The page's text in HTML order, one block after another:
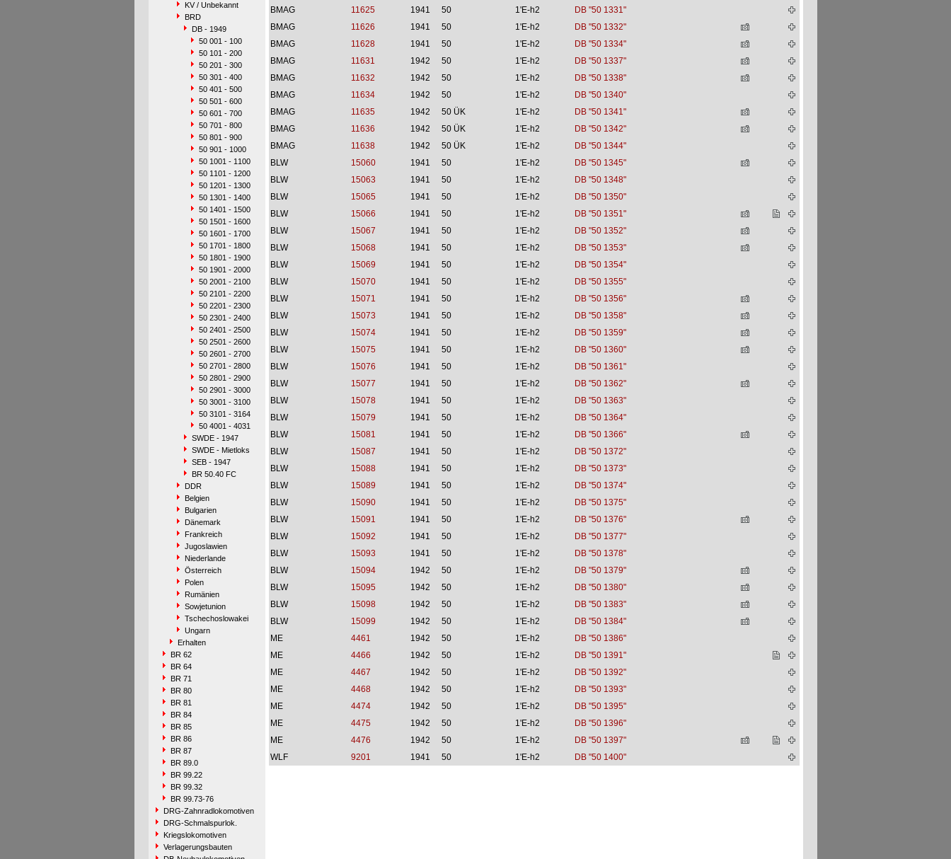
KV / Unbekannt
BRD
DB - 1949
50 001 - 100
50 101 - 200
50 201 - 300
50 301 - 400
50 401 - 500
50 501 - 600
50 601 - 700
50 701 - 800
50 801 - 900
50 901 - 1000
50 1001 - 1100
50 1101 - 1200
50 1201 - 1300
50 1301 - 1400
50 1401 - 1500
50 1501 - 1600
50 1601 - 1700
50 1701 - 1800
50 1801 - 1900
50 1901 - 2000
50 2001 - 2100
50 2101 - 2200
50 2201 - 2300
50 2301 - 2400
50 2401 - 2500
50 2501 - 2600
50 2601 - 2700
50 2701 - 2800
50 2801 - 2900
50 2901 - 3000
50 3001 - 3100
50 3101 - 3164
50 4001 - 4031
SWDE - 1947
SWDE - Mietloks
SEB - 1947
BR 50.40 FC
DDR
Belgien
Bulgarien
Dänemark
Frankreich
Jugoslawien
Niederlande
Österreich
Polen
Rumänien
Sowjetunion
Tschechoslowakei
Ungarn
Erhalten
BR 62
BR 64
BR 71
BR 80
BR 81
BR 84
BR 85
BR 86
BR 87
BR 89.0
BR 99.22
BR 99.32
BR 99.73-76
DRG-Zahnradlokomotiven
DRG-Schmalspurlok.
Kriegslokomotiven
Verlagerungsbauten
BMAG
11625 1941 50 1'E-h2
DB "50 1331"
BMAG
11626 1941 50 1'E-h2
DB "50 1332"
BMAG
11628 1941 50 1'E-h2
DB "50 1334"
BMAG
11631 1942 50 1'E-h2
DB "50 1337"
BMAG
11632 1942 50 1'E-h2
DB "50 1338"
BMAG
11634 1942 50 1'E-h2
DB "50 1340"
BMAG
11635 1942 50 ÜK 1'E-h2
DB "50 1341"
BMAG
11636 1942 50 ÜK 1'E-h2
DB "50 1342"
BMAG
11638 1942 50 ÜK 1'E-h2
DB "50 1344"
BLW
15060 1941 50 1'E-h2
DB "50 1345"
BLW
15063 1941 50 1'E-h2
DB "50 1348"
BLW
15065 1941 50 1'E-h2
DB "50 1350"
BLW
15066 1941 50 1'E-h2
DB "50 1351"
BLW
15067 1941 50 1'E-h2
DB "50 1352"
BLW
15068 1941 50 1'E-h2
DB "50 1353"
BLW
15069 1941 50 1'E-h2
DB "50 1354"
BLW
15070 1941 50 1'E-h2
DB "50 1355"
BLW
15071 1941 50 1'E-h2
DB "50 1356"
BLW
15073 1941 50 1'E-h2
DB "50 1358"
BLW
15074 1941 50 1'E-h2
DB "50 1359"
BLW
15075 1941 50 1'E-h2
DB "50 1360"
BLW
15076 1941 50 1'E-h2
DB "50 1361"
BLW
15077 1941 50 1'E-h2
DB "50 1362"
BLW
15078 1941 50 1'E-h2
DB "50 1363"
BLW
15079 1941 50 1'E-h2
DB "50 1364"
BLW
15081 1941 50 1'E-h2
DB "50 1366"
BLW
15087 1941 50 1'E-h2
DB "50 1372"
BLW
15088 1941 50 1'E-h2
DB "50 1373"
BLW
15089 1941 50 1'E-h2
DB "50 1374"
BLW
15090 1941 50 1'E-h2
DB "50 1375"
BLW
15091 1941 50 1'E-h2
DB "50 1376"
BLW
15092 1941 50 1'E-h2
DB "50 1377"
BLW
15093 1941 50 1'E-h2
DB "50 1378"
BLW
15094 1942 50 1'E-h2
DB "50 1379"
BLW
15095 1942 50 1'E-h2
DB "50 1380"
BLW
15098 1942 50 1'E-h2
DB "50 1383"
BLW
15099 1942 50 1'E-h2
DB "50 1384"
ME
4461 1942 50 1'E-h2
DB "50 1386"
ME
4466 1942 50 1'E-h2
DB "50 1391"
ME
4467 1942 50 1'E-h2
DB "50 1392"
ME
4468 1942 50 1'E-h2
DB "50 1393"
ME
4474 1942 50 1'E-h2
DB "50 1395"
ME
4475 1942 50 1'E-h2
DB "50 1396"
ME
4476 1942 50 1'E-h2
DB "50 1397"
WLF
9201 1941 50 1'E-h2 DB "50 1400"